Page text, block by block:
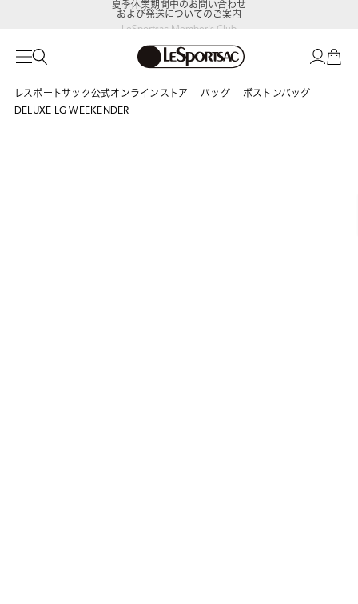
LeSportsac Member's Club
ポイントアップキャンペーン開催中
および発送についてのご案内
レスポートサック公式オンラインストア バッグ
ボストンバッグ
DELUXE LG WEEKENDER